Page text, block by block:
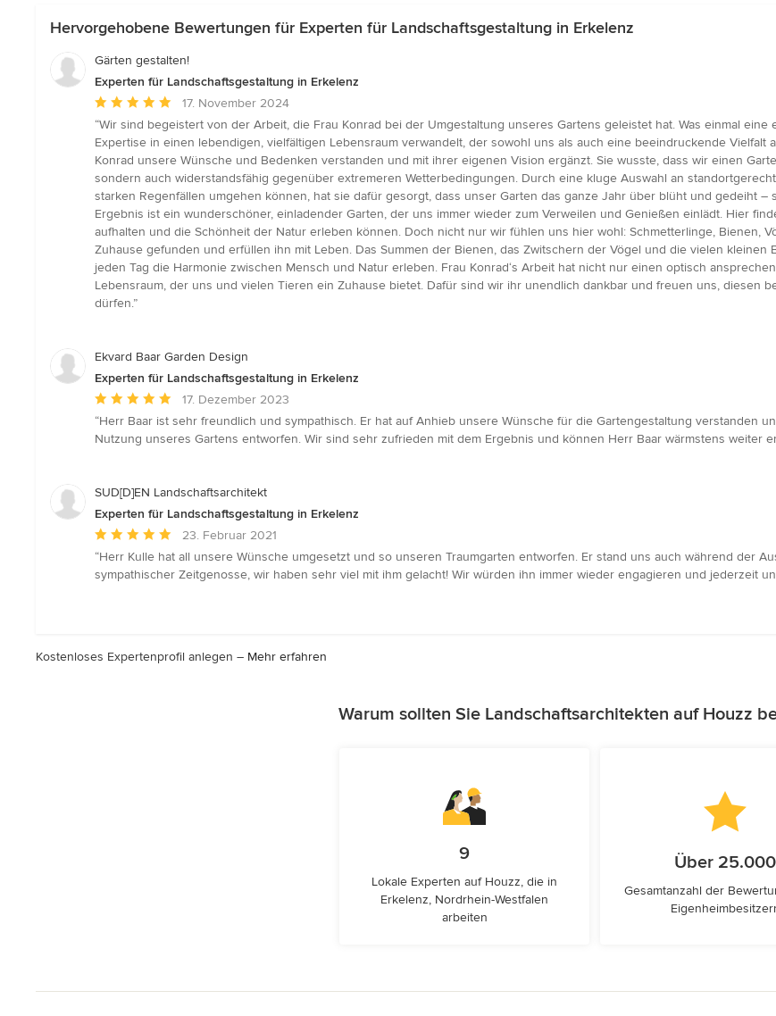
Hervorgehobene Bewertungen für Experten für Landschaftsgestaltung in Erkelenz
Gärten gestalten!
Experten für Landschaftsgestaltung in Erkelenz
Durchschnittliche
Bewertung:
5
von
5
Sternen
17. November 2024
“Wir sind begeistert von der Arbeit, die Frau Konrad bei der Umgestaltung unseres Gartens geleistet hat. Was einmal
Expertise in einen lebendigen, vielfältigen Lebensraum verwandelt, der sowohl uns als auch eine beeindruckende Vielfalt
Konrad unsere Wünsche und Bedenken verstanden und mit ihrer eigenen Vision ergänzt. Sie wusste, dass wir einen
sondern auch widerstandsfähig gegenüber extremeren Wetterbedingungen. Durch eine kluge Auswahl an
starken Regenfällen umgehen können, hat sie dafür gesorgt, dass unser Garten das ganze Jahr über blüht und gedeiht
Ergebnis ist ein wunderschöner, einladender Garten, der uns immer wieder zum Verweilen und Genießen einlädt. Hier
aufhalten und die Schönheit der Natur erleben können. Doch nicht nur wir fühlen uns hier wohl: Schmetterlinge, Bienen,
Zuhause gefunden und erfüllen ihn mit Leben. Das Summen der Bienen, das Zwitschern der Vögel und die vielen
jeden Tag die Harmonie zwischen Mensch und Natur erleben. Frau Konrad‘s Arbeit hat nicht nur einen optisch
Lebensraum, der uns und vielen Tieren ein Zuhause bietet. Dafür sind wir ihr unendlich dankbar und freuen uns, diesen
dürfen.”
Ekvard Baar Garden Design
Experten für Landschaftsgestaltung in Erkelenz
Durchschnittliche
Bewertung:
5
Sternen
17. Dezember 2023
“Herr Baar ist sehr freundlich und sympathisch. Er hat auf Anhieb unsere Wünsche für die Gartengestaltung verstanden
Nutzung unseres Gartens entworfen. Wir sind sehr zufrieden mit dem Ergebnis und können Herr Baar wärmstens weiter
SUD[D]EN Landschaftsarchitekt
Experten für Landschaftsgestaltung in Erkelenz
Durchschnittliche
Bewertung:
5
23. Februar 2021
“Herr Kulle hat all unsere Wünsche umgesetzt und so unseren Traumgarten entworfen. Er stand uns auch während der
sympathischer Zeitgenosse, wir haben sehr viel mit ihm gelacht! Wir würden ihn immer wieder engagieren und jederzeit
Kostenloses Expertenprofil anlegen – Mehr erfahren
Warum sollten Sie Landschaftsarchitekten auf Houzz
9
Lokale Experten auf Houzz, die in
Erkelenz, Nordrhein-Westfalen
arbeiten
Über 25.000
Gesamtanzahl der